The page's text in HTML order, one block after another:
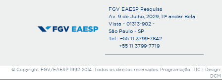
FGV EAESP Pesquisa
Av. 9 de Julho, 2029, 11º andar Bela
Vista - 01313-902 -
São Paulo - SP
Tel.: +55 11 3799-7842
+55 11 3799-7719
© Copyright FGV/EAESP 1992-2014. Todos os direitos reservados. Programação: TIC | Design:
DCM